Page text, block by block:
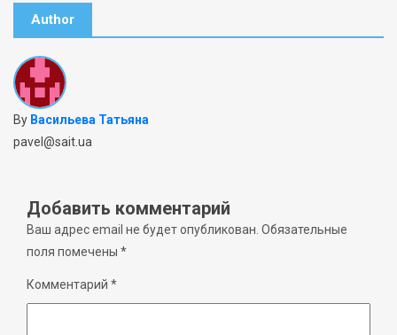
Author
By Васильева Татьяна
pavel@sait.ua
Добавить комментарий
Ваш адрес email не будет опубликован. Обязательные
поля помечены *
Комментарий *